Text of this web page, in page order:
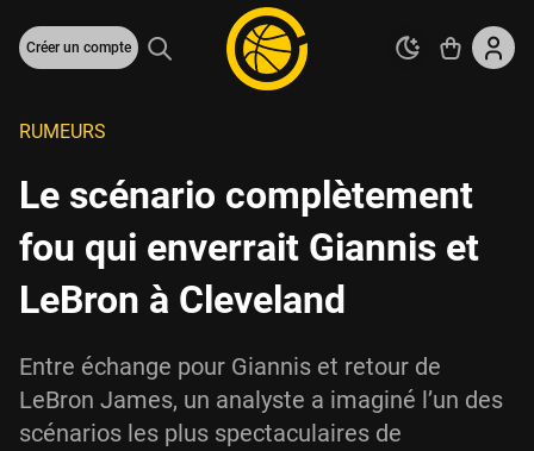
Créer un compte
RUMEURS
Le scénario complètement
fou qui enverrait Giannis et
LeBron à Cleveland
Entre échange pour Giannis et retour de
LeBron James, un analyste a imaginé l’un des
scénarios les plus spectaculaires de